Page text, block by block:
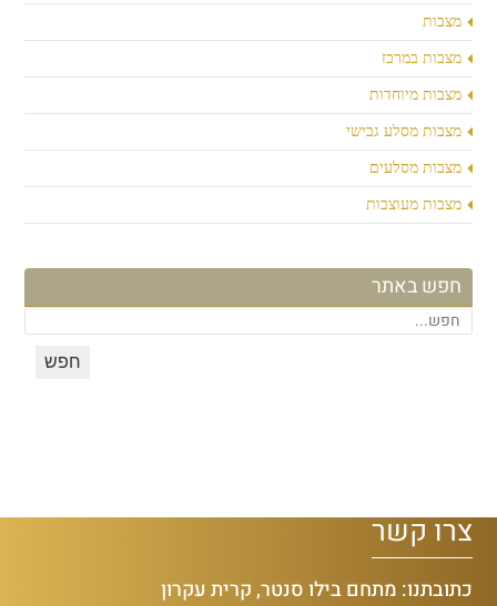
מצבות
מצבות במרכז
מצבות מיוחדות
מצבות מסלע גבישי
מצבות מסלעים
מצבות מעוצבות
חפש באתר
צרו קשר
כתובתנו: מתחם בילו סנטר, קרית עקרון